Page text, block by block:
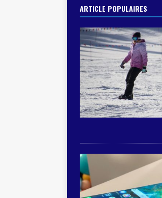
ARTICLE POPULAIRES